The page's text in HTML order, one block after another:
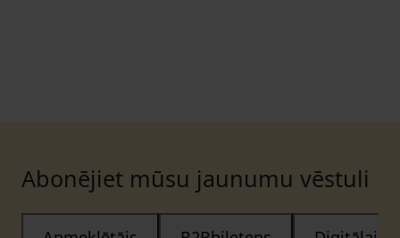
Abonējiet mūsu jaunumu vēstuli